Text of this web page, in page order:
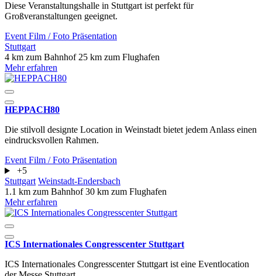
Diese Veranstaltungshalle in Stuttgart ist perfekt für
Großveranstaltungen geeignet.
Event Film / Foto Präsentation
Stuttgart
4 km zum Bahnhof 25 km zum Flughafen
Mehr erfahren
HEPPACH80
Die stilvoll designte Location in Weinstadt bietet jedem Anlass einen
eindrucksvollen Rahmen.
Event Film / Foto Präsentation
+5
Stuttgart Weinstadt-Endersbach
1.1 km zum Bahnhof30 km zum Flughafen
Mehr erfahren
ICS Internationales Congresscenter Stuttgart
ICS Internationales Congresscenter Stuttgart ist eine Eventlocation